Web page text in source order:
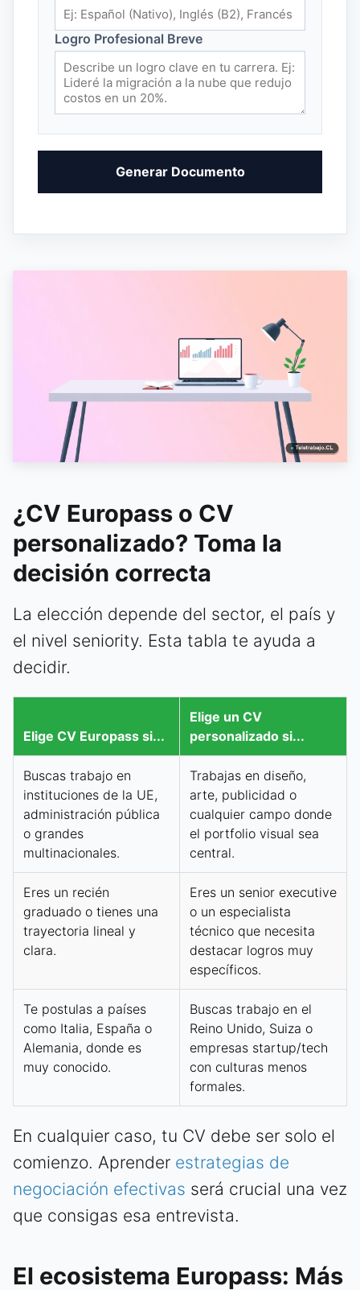
Logro Profesional Breve
Generar Documento
¿CV Europass o CV
personalizado? Toma la
decisión correcta
La elección depende del sector, el país y
el nivel seniority. Esta tabla te ayuda a
decidir.
Elige CV Europass si...
Elige un CV
personalizado si...
Buscas trabajo en
instituciones de la UE,
administración pública
o grandes
multinacionales.
Trabajas en diseño,
arte, publicidad o
cualquier campo donde
el portfolio visual sea
central.
Eres un recién
graduado o tienes una
trayectoria lineal y
clara.
Eres un senior executive
o un especialista
técnico que necesita
destacar logros muy
específicos.
Te postulas a países
como Italia, España o
Alemania, donde es
muy conocido.
Buscas trabajo en el
Reino Unido, Suiza o
empresas startup/tech
con culturas menos
formales.
En cualquier caso, tu CV debe ser solo el
comienzo. Aprender estrategias de
negociación efectivas será crucial una vez
que consigas esa entrevista.
El ecosistema Europass: Más